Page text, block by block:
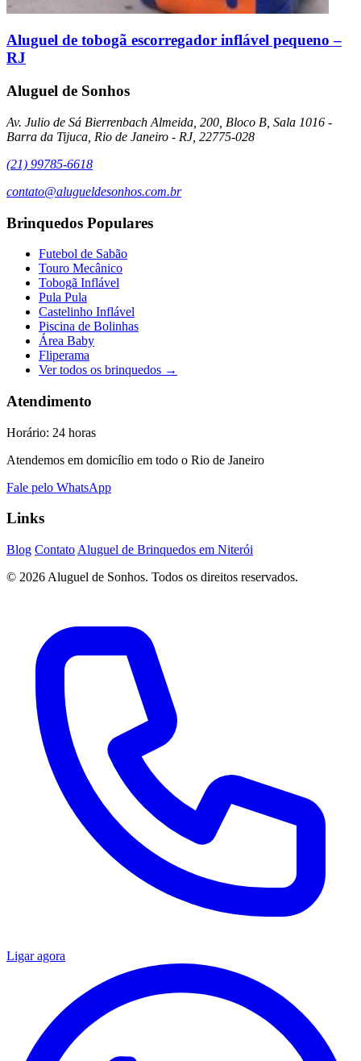
Aluguel de tobogã escorregador inflável pequeno –
RJ
Aluguel de Sonhos
Av. Julio de Sá Bierrenbach Almeida, 200, Bloco B, Sala 1016 -
Barra da Tijuca, Rio de Janeiro - RJ, 22775-028
(21) 99785-6618
contato@alugueldesonhos.com.br
Brinquedos Populares
Futebol de Sabão
Touro Mecânico
Tobogã Inflável
Pula Pula
Castelinho Inflável
Piscina de Bolinhas
Área Baby
Fliperama
Ver todos os brinquedos →
Atendimento
Horário: 24 horas
Atendemos em domicílio em todo o Rio de Janeiro
Fale pelo WhatsApp
Links
Blog Contato Aluguel de Brinquedos em Niterói
© 2026 Aluguel de Sonhos. Todos os direitos reservados.
Ligar agora